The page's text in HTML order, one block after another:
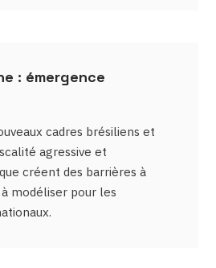
: émergence
cadres brésiliens et
agressive et
créent des barrières à
modéliser pour les